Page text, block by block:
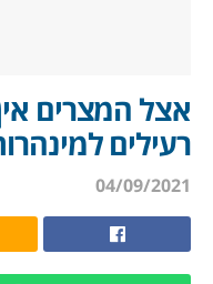
אצל המצרים
רעילים
04/09/2021